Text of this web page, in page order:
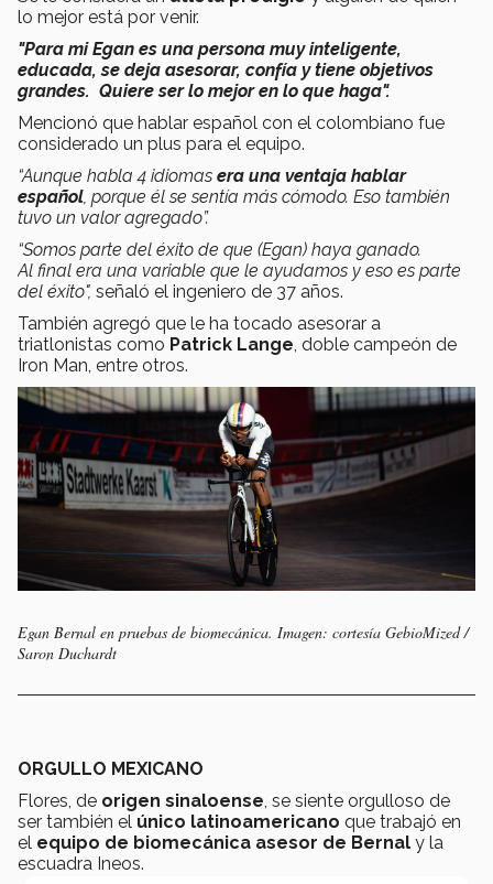
lo mejor está por venir.
"Para mi Egan es una persona muy inteligente,
educada, se deja asesorar, confía y tiene objetivos
grandes. Quiere ser lo mejor en lo que haga".
Mencionó que hablar español con el colombiano fue
considerado un plus para el equipo.
“Aunque habla 4 idiomas era una ventaja hablar
español, porque él se sentía más cómodo. Eso también
tuvo un valor agregado”.
“Somos parte del éxito de que (Egan) haya ganado.
Al final era una variable que le ayudamos y eso es parte
del éxito", señaló el ingeniero de 37 años.
También agregó que le ha tocado asesorar a
triatlonistas como Patrick Lange, doble campeón de
Iron Man, entre otros.
Egan Bernal en pruebas de biomecánica. Imagen: cortesía GebioMized /
Saron Duchardt
ORGULLO MEXICANO
Flores, de origen sinaloense, se siente orgulloso de
ser también el único latinoamericano que trabajó en
el equipo de biomecánica asesor de Bernal y la
escuadra Ineos.